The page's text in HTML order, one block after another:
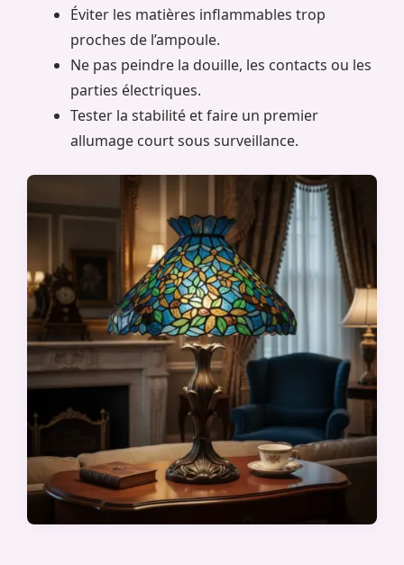
Éviter les matières inflammables trop
proches de l’ampoule.
Ne pas peindre la douille, les contacts ou les
parties électriques.
Tester la stabilité et faire un premier
allumage court sous surveillance.